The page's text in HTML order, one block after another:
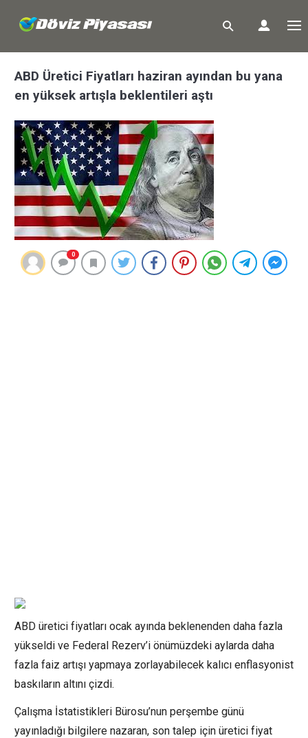
ABD Üretici Fiyatları haziran ayından bu yana
en yüksek artışla beklentileri aştı
0
ABD üretici fiyatları ocak ayında beklenenden daha fazla
yükseldi ve Federal Rezerv’i önümüzdeki aylarda daha
fazla faiz artışı yapmaya zorlayabilecek kalıcı enflasyonist
baskıların altını çizdi.
Çalışma İstatistikleri Bürosu’nun perşembe günü
yayınladığı bilgilere nazaran, son talep için üretici fiyat